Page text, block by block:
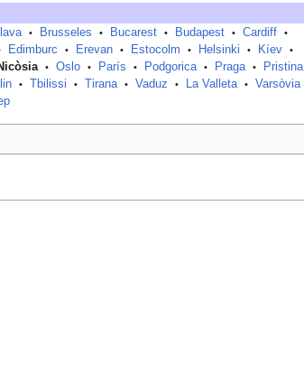
• Brusseles • Bucarest • Budapest • Cardiff •
Edimburc • Erevan • Estocolm • Helsinki • Kíev •
• Oslo • París • Podgorica • Praga • Pristina
• Tbilissi • Tirana • Vaduz • La Valleta • Varsòvia